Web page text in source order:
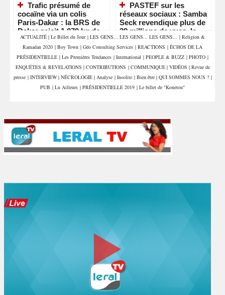
Trafic présumé de
cocaïne via un colis
Paris-Dakar : la BRS de
Dakar saisit 1,070 kg de
drogue et interpelle deux
commerçants
PASTEF sur les
réseaux sociaux : Samba
Seck revendique plus de
39 millions de vues, la «
machine » numérique de
Sonko en pleine
accélération
ACTUALITÉ | Le Billet du Jour | LES GENS... LES GENS... LES GENS... | Religion &
Ramadan 2020 | Boy Town | Géo Consulting Services | REACTIONS | ÉCHOS DE LA
PRÉSIDENTIELLE | Les Premières Tendances | International | PEOPLE & BUZZ | PHOTO |
ENQUÊTES & REVELATIONS | CONTRIBUTIONS | COMMUNIQUE | VIDÉOS | Revue de
presse | INTERVIEW | NÉCROLOGIE | Analyse | Insolite | Bien être | QUI SOMMES NOUS ? |
PUB | Lu Ailleurs | PRÉSIDENTIELLE 2019 | Le billet de "Konetou"